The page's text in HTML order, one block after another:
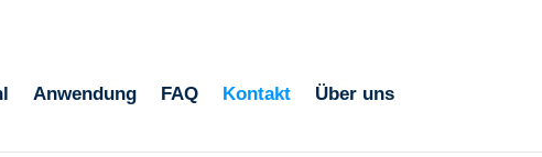
Anwendung FAQ Kontakt Über uns